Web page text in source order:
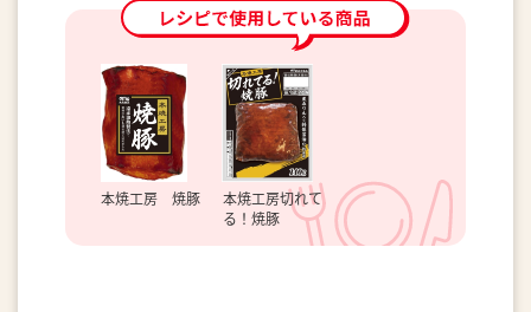
本焼工房 焼豚
本焼工房切れて
る！焼豚